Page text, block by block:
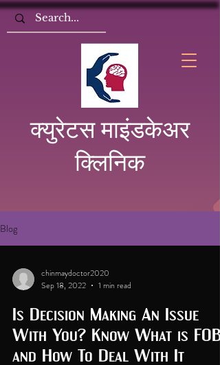
क्युरेटस माइंडकेअर
क्लिनिक
Blog
chinmaydoctor2020
Sep 18, 2022
1 min read
Is Decision Making An Issue
With You? Know What is
and How To Deal With It